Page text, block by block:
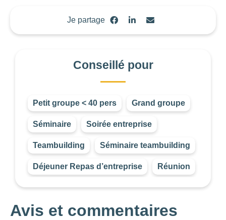
Je partage
Conseillé pour
Petit groupe < 40 pers Grand groupe
Séminaire Soirée entreprise
Teambuilding Séminaire teambuilding
Déjeuner Repas d’entreprise Réunion
Avis et commentaires
BUDGET DE LA
Choisir